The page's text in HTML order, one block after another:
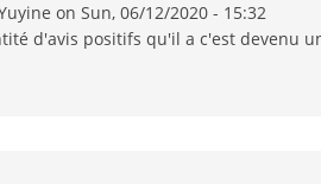
on Sun, 06/12/2020 - 15:32
d'avis positifs qu'il a c'est devenu